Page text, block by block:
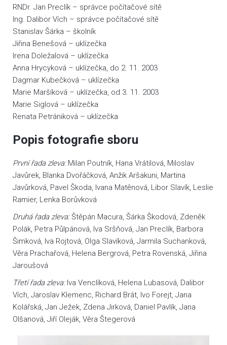
RNDr. Jan Preclík – správce počítačové sítě
Ing. Dalibor Vích – správce počítačové sítě
Stanislav Šárka – školník
Jiřina Benešová – uklízečka
Irena Doležalová – uklízečka
Anna Hrycyková – uklízečka, do 2. 11. 2003
Dagmar Kubečková – uklízečka
Marie Maršíková – uklízečka, od 3. 11. 2003
Marie Siglová – uklízečka
Renata Petrániková – uklízečka
Popis fotografie sboru
První řada zleva:Milan Poutník, Hana Vrátilová, Miloslav
Javůrek, Blanka Dvořáčková, Anžik Aršakuni, Martina
Javůrková, Pavel Škoda, Ivana Matěnová, Libor Slavík, Leslie
Ramier, Lenka Borůvková
Druhá řada zleva:Štěpán Macura, Šárka Škodová, Zdeněk
Polák, Petra Půlpánová, Iva Sršňová, Jan Preclík, Barbora
Šimková, Iva Rojtová, Olga Slavíková, Jarmila Suchanková,
Věra Prachařová, Helena Bergrová, Petra Rovenská, Jiřina
Jaroušová
Třetí řada zleva:Iva Venclíková, Helena Lubasová, Dalibor
Vích, Jaroslav Klemenc, Richard Brát, Ivo Forejt, Jana
Kolářská, Jan Ježek, Zdena Jirková, Daniel Pavlík, Jana
Olšanová, Jiří Oleják, Věra Štegerová